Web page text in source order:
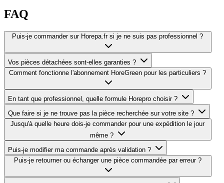
FAQ
Puis-je commander sur Horepa.fr si je ne suis pas professionnel ?
Vos pièces détachées sont-elles garanties ?
Comment fonctionne l'abonnement HoreGreen pour les particuliers ?
En tant que professionnel, quelle formule Horepro choisir ?
Que faire si je ne trouve pas la pièce recherchée sur votre site ?
Jusqu'à quelle heure dois-je commander pour une expédition le jour
même ?
Puis-je modifier ma commande après validation ?
Puis-je retourner ou échanger une pièce commandée par erreur ?